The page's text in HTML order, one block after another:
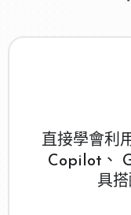
直接學會利
Copilot、
具